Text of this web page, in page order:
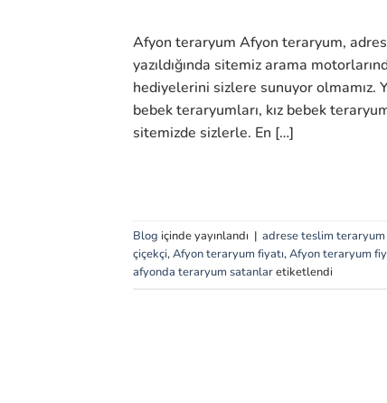
Afyon teraryum Afyon teraryum,
yazıldığında sitemiz arama
hediyelerini sizlere sunuyor olmamız.
bebek teraryumları, kız bebek
sitemizde sizlerle. En […]
Blog içinde yayınlandı | adrese teslim
çiçekçi,Afyon teraryum fiyatı,Afyon teraryum
afyonda teraryum satanlaretiketlendi